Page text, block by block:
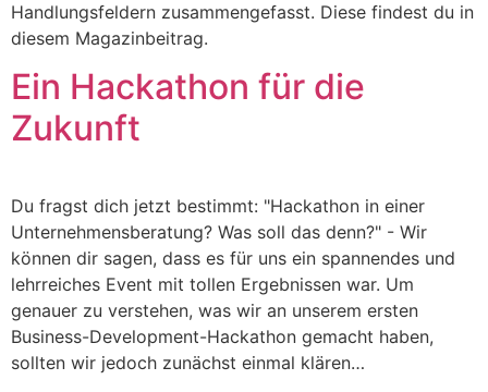
Handlungsfeldern zusammengefasst. Diese findest du in
diesem Magazinbeitrag.
Ein Hackathon für die
Zukunft
Du fragst dich jetzt bestimmt: "Hackathon in einer
Unternehmensberatung? Was soll das denn?" - Wir
können dir sagen, dass es für uns ein spannendes und
lehrreiches Event mit tollen Ergebnissen war. Um
genauer zu verstehen, was wir an unserem ersten
Business-Development-Hackathon gemacht haben,
sollten wir jedoch zunächst einmal klären…